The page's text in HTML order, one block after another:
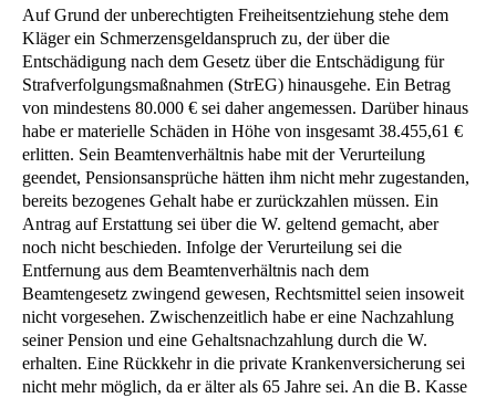
Auf Grund der unberechtigten Freiheitsentziehung stehe dem
Kläger ein Schmerzensgeldanspruch zu, der über die
Entschädigung nach dem Gesetz über die Entschädigung für
Strafverfolgungsmaßnahmen (StrEG) hinausgehe. Ein Betrag
von mindestens 80.000 € sei daher angemessen. Darüber hinaus
habe er materielle Schäden in Höhe von insgesamt 38.455,61 €
erlitten. Sein Beamtenverhältnis habe mit der Verurteilung
geendet, Pensionsansprüche hätten ihm nicht mehr zugestanden,
bereits bezogenes Gehalt habe er zurückzahlen müssen. Ein
Antrag auf Erstattung sei über die W. geltend gemacht, aber
noch nicht beschieden. Infolge der Verurteilung sei die
Entfernung aus dem Beamtenverhältnis nach dem
Beamtengesetz zwingend gewesen, Rechtsmittel seien insoweit
nicht vorgesehen. Zwischenzeitlich habe er eine Nachzahlung
seiner Pension und eine Gehaltsnachzahlung durch die W.
erhalten. Eine Rückkehr in die private Krankenversicherung sei
nicht mehr möglich, da er älter als 65 Jahre sei. An die B. Kasse